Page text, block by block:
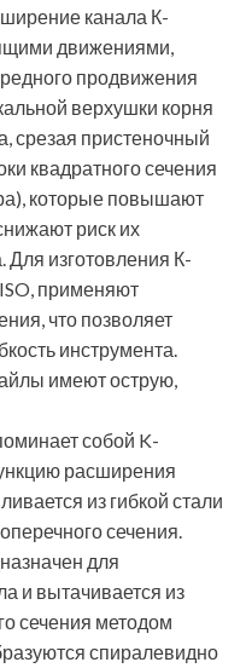
канала К-
движениями,
продвижения
верхушки корня
срезая пристеночный
квадратного сечения
которые повышают
риск их
Для изготовления К-
применяют
что позволяет
инструмента.
имеют острую,
собой K-
расширения
из гибкой стали
сечения.
для
и вытачивается из
сечения методом
спиралевидно